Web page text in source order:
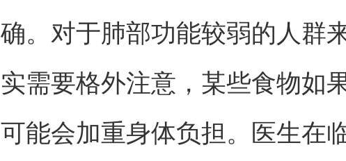
确。对于肺部功能较弱的人群
实需要格外注意，某些食物如
可能会加重身体负担。医生在